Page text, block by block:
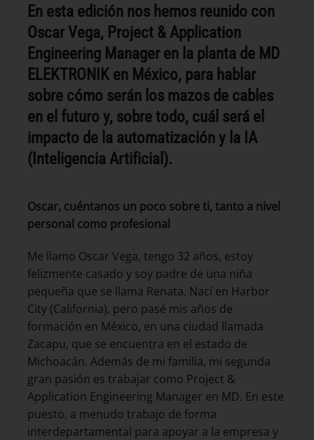
En esta edición nos hemos reunido con
Oscar Vega, Project & Application
Engineering Manager en la planta de MD
ELEKTRONIK en México, para hablar
sobre cómo serán los mazos de cables
en el futuro y, sobre todo, cuál será el
impacto de la automatización y la IA
(Inteligencia Artificial).
Oscar, cuéntanos un poco sobre ti, tanto a nivel
personal como profesional
Me llamo Oscar Vega, tengo 32 años, estoy
felizmente casado y soy padre de una niña
pequeña que se llama Renata. Nací en Harbor
City (California), pero pasé mis años de
formación en México, en una ciudad llamada
Zacapu, que se encuentra en el estado de
Michoacán. Además de mi familia, mi segunda
gran pasión es trabajar como Project &
Application Engineering Manager en MD. En este
puesto, a menudo trabajo de forma
interdepartamental para apoyar a la empresa y